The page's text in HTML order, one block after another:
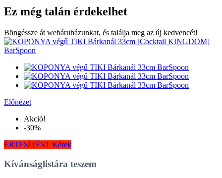
Ez még talán érdekelhet
Böngéssze át webáruházunkat, és találja meg az új kedvencét!
Előnézet
Akció!
-30%
ÉRTESÍTÉST Kérek
Kívánságlistára teszem